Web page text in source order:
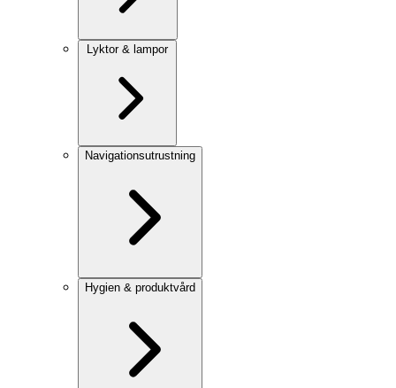
Lyktor & lampor
Navigationsutrustning
Hygien & produktvård